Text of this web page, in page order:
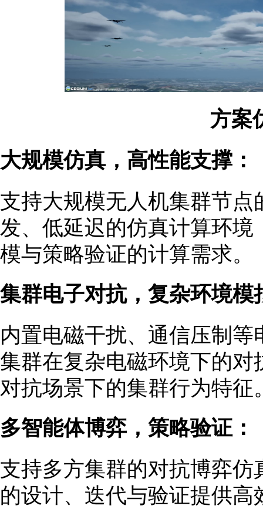
方案
大规模仿真，高性能支撑：
支持大规模无人机集群节
发、低延迟的仿真计算环
模与策略验证的计算需求。
集群电子对抗，复杂环境模
内置电磁干扰、通信压制
集群在复杂电磁环境下的
对抗场景下的集群行为特征
多智能体博弈，策略验证：
支持多方集群的对抗博弈
的设计、迭代与验证提供